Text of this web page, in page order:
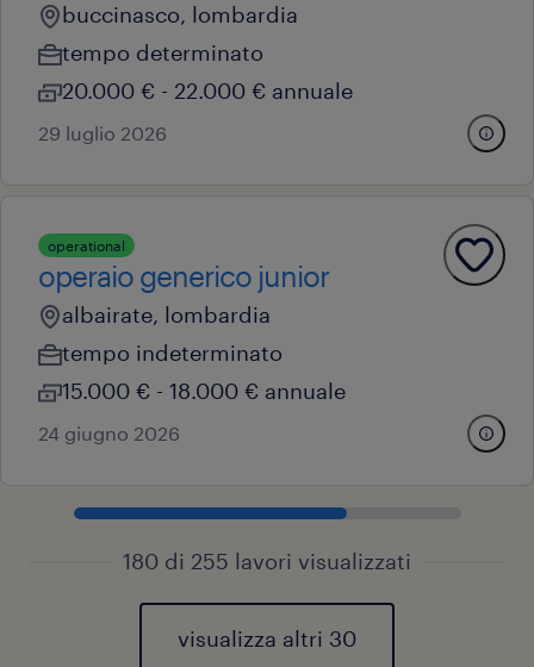
buccinasco, lombardia
tempo determinato
20.000 € - 22.000 € annuale
29 luglio 2026
operational
operaio generico junior
albairate, lombardia
tempo indeterminato
15.000 € - 18.000 € annuale
24 giugno 2026
180 di 255 lavori visualizzati
visualizza altri 30